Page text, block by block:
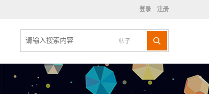
登录 注册
帖子